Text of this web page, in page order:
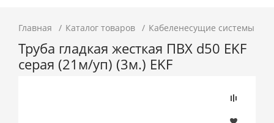
Главная Каталог товаров Кабеленесущие системы
Труба гладкая жесткая ПВХ d50 EKF
серая (21м/уп) (3м.) EKF